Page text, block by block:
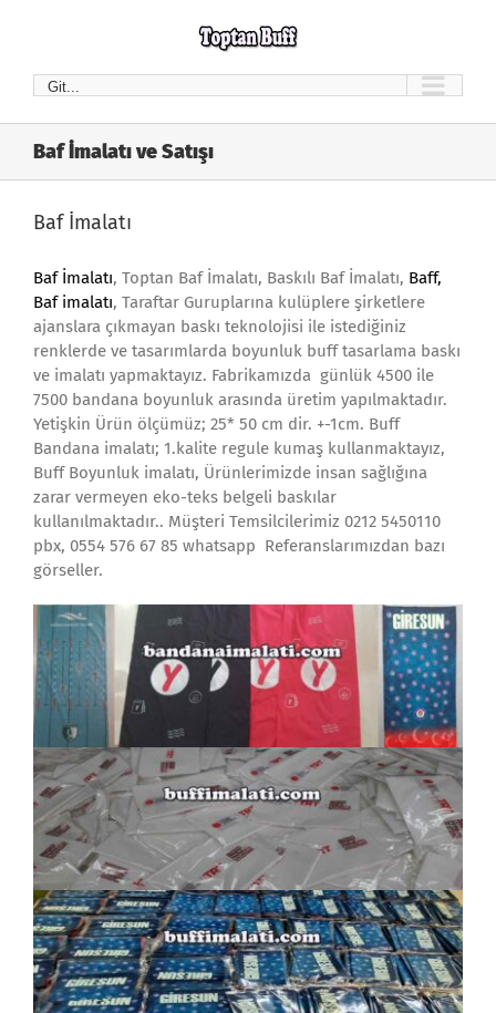
Git...
Baf İmalatı ve Satışı
Baf İmalatı
Baf İmalatı, Toptan Baf İmalatı, Baskılı Baf İmalatı, Baff,
Baf imalatı, Taraftar Guruplarına kulüplere şirketlere
ajanslara çıkmayan baskı teknolojisi ile istediğiniz
renklerde ve tasarımlarda boyunluk buff tasarlama baskı
ve imalatı yapmaktayız. Fabrikamızda günlük 4500 ile
7500 bandana boyunluk arasında üretim yapılmaktadır.
Yetişkin Ürün ölçümüz; 25* 50 cm dir. +-1cm. Buff
Bandana imalatı; 1.kalite regule kumaş kullanmaktayız,
Buff Boyunluk imalatı, Ürünlerimizde insan sağlığına
zarar vermeyen eko-teks belgeli baskılar
kullanılmaktadır.. Müşteri Temsilcilerimiz 0212 5450110
pbx, 0554 576 67 85 whatsapp Referanslarımızdan bazı
görseller.